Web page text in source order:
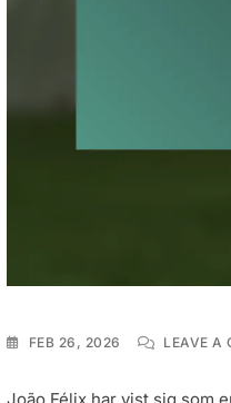
FEB 26, 2026 LEAVE A